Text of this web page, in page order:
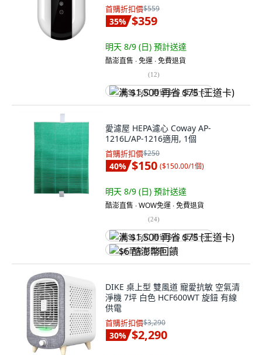
首購折扣價$559
35% $359
明天 8/9 (日) 預計送達
酷澎直售 ∙ 免運 ∙ 免費退貨
(12)
满 $1,500 再省 $75 (王道卡)
愛濾屋 HEPA濾心 Coway AP-
1216L/AP-1216適用, 1個
首購折扣價$250
40% $150 ($150.00/1個)
明天 8/9 (日) 預計送達
酷澎直售 ∙ WOW免運 ∙ 免費退貨
(24)
满 $1,500 再省 $75 (王道卡)
$6 酷澎幣回饋
DIKE 桌上型 雙風道 寵愛抗敏 空氣清
淨機 7坪 白色 HCF600WT 旋鈕 有線
供電
首購折扣價$3,290
30% $2,290